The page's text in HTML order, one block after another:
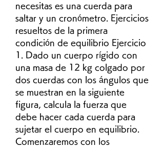
necesitas es una cuerda para
saltar y un cronómetro. Ejercicios
resueltos de la primera
condición de equilibrio Ejercicio
1. Dado un cuerpo rígido con
una masa de 12 kg colgado por
dos cuerdas con los ángulos que
se muestran en la siguiente
figura, calcula la fuerza que
debe hacer cada cuerda para
sujetar el cuerpo en equilibrio.
Comenzaremos con los